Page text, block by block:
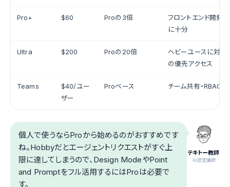
Pro+ $60 Proの3倍
フロントエンド開発
に十分
Ultra $200 Proの20倍
ヘビーユースに対応
の優先アクセス
Teams
$40/ユー
ザー
Proベース チーム共有・RBAC・
テキトー教師
.AI認定講師
個人で使うならProから始めるのがおすすめです
ね。Hobbyだとエージェントリクエストがすぐ上
限に達してしまうので、Design ModeやPoint
and Promptをフル活用するにはProは必要で
す。